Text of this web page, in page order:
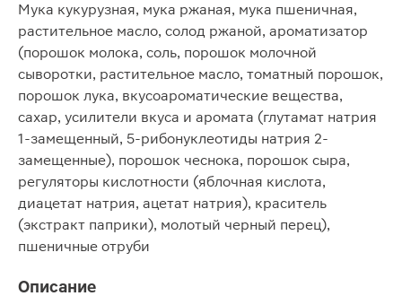
Мука кукурузная, мука ржаная, мука пшеничная,
растительное масло, солод ржаной, ароматизатор
(порошок молока, соль, порошок молочной
сыворотки, растительное масло, томатный порошок,
порошок лука, вкусоароматические вещества,
сахар, усилители вкуса и аромата (глутамат натрия
1-замещенный, 5-рибонуклеотиды натрия 2-
замещенные), порошок чеснока, порошок сыра,
регуляторы кислотности (яблочная кислота,
диацетат натрия, ацетат натрия), краситель
(экстракт паприки), молотый черный перец),
пшеничные отруби
Описание